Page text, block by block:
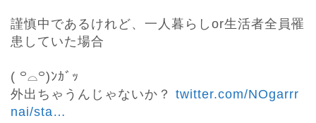
謹慎中であるけれど、一人暮らしor生活者全員罹
患していた場合
( ꒪⌓꒪)ﾝｶﾞｯ
外出ちゃうんじゃないか？ twitter.com/NOgarrr
nai/sta…